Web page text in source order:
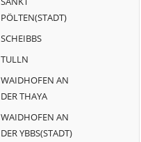
PÖLTEN(STADT)
SCHEIBBS
TULLN
WAIDHOFEN AN
DER THAYA
WAIDHOFEN AN
DER YBBS(STADT)